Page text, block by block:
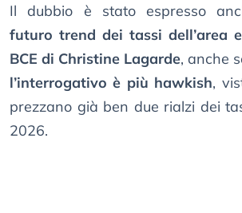
Il dubbio è stato espresso
futuro trend dei tassi dell’area
BCE di Christine Lagarde, anche
l’interrogativo è più hawkish,
prezzano già ben due rialzi dei
2026.